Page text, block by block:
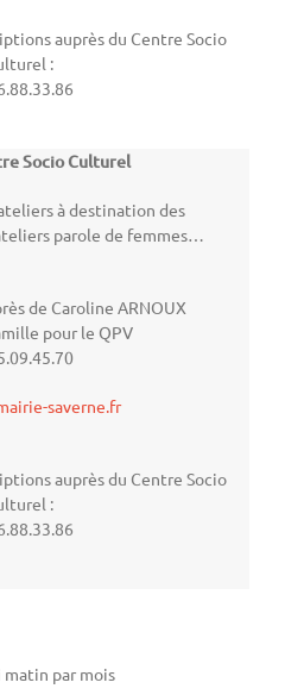
auprès du Centre Socio
:
Socio Culturel
à destination des
parole de femmes…
de Caroline ARNOUX
pour le QPV
saverne.fr
auprès du Centre Socio
:
matin par mois